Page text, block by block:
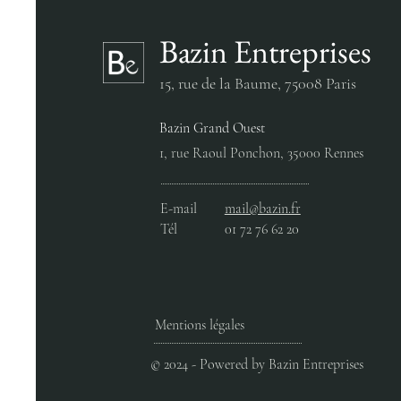
L’ORÉAL - RHAPSODY BT-IT
NÉO – SAINT-OUEN
Bazin Entreprises
15, rue de la Baume, 75008 Paris
Bazin Grand Ouest
1, rue Raoul Ponchon, 35000 Rennes
E-mail
mail@bazin.fr
Tél
01 72 76 62 20
Mentions légales
© 2024 - Powered by Bazin Entreprises